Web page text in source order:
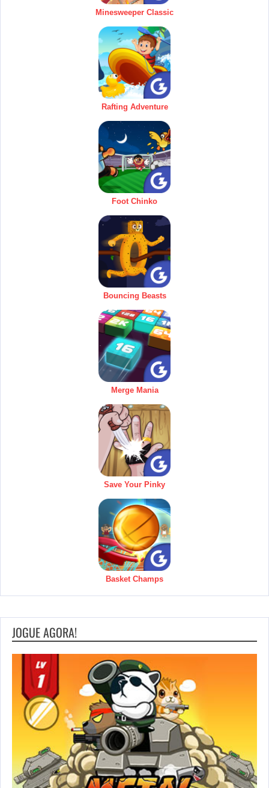
Minesweeper Classic
Rafting Adventure
Foot Chinko
Bouncing Beasts
Merge Mania
Save Your Pinky
Basket Champs
JOGUE AGORA!